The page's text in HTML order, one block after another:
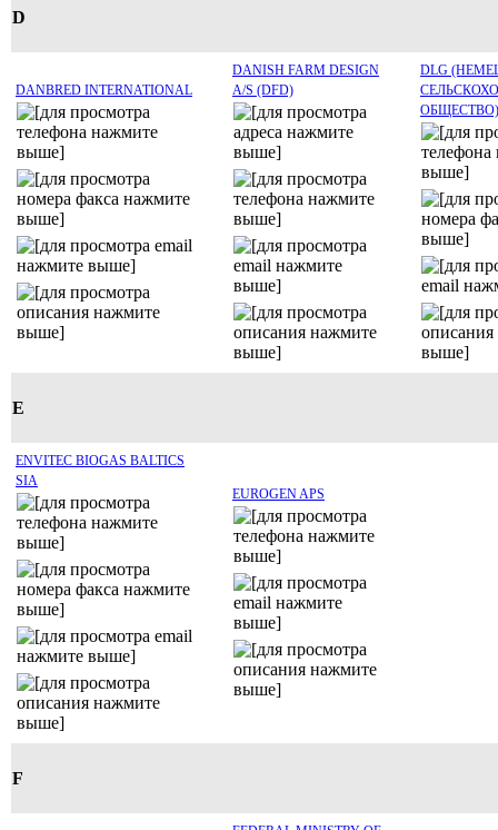
D
DANBRED INTERNATIONAL
DANISH FARM DESIGN
A/S (DFD)
DLG
ОБЩЕСТВО)
E
ENVITEC BIOGAS BALTICS
SIA
EUROGEN APS
F